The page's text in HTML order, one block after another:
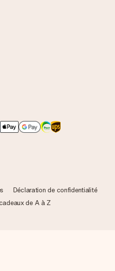
Déclaration de confidentialité
de A à Z